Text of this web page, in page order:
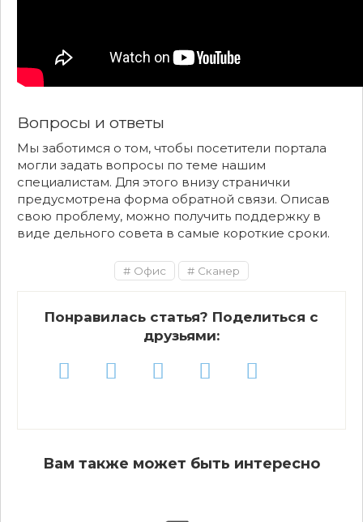
Вопросы и ответы
Мы заботимся о том, чтобы посетители портала
могли задать вопросы по теме нашим
специалистам. Для этого внизу странички
предусмотрена форма обратной связи. Описав
свою проблему, можно получить поддержку в
виде дельного совета в самые короткие сроки.
Офис Сканер
Понравилась статья? Поделиться с
друзьями:
Вам также может быть интересно